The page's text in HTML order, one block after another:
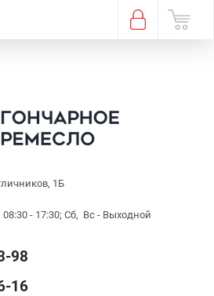
1Б
- 17:30; Сб, Вс - Выходной
98
16